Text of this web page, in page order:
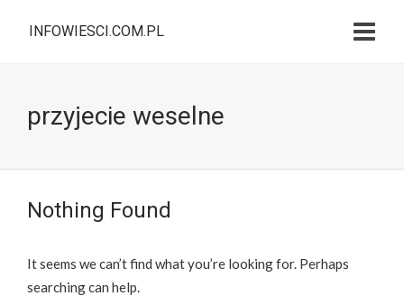
INFOWIESCI.COM.PL
przyjecie weselne
Nothing Found
It seems we can’t find what you’re looking for. Perhaps
searching can help.